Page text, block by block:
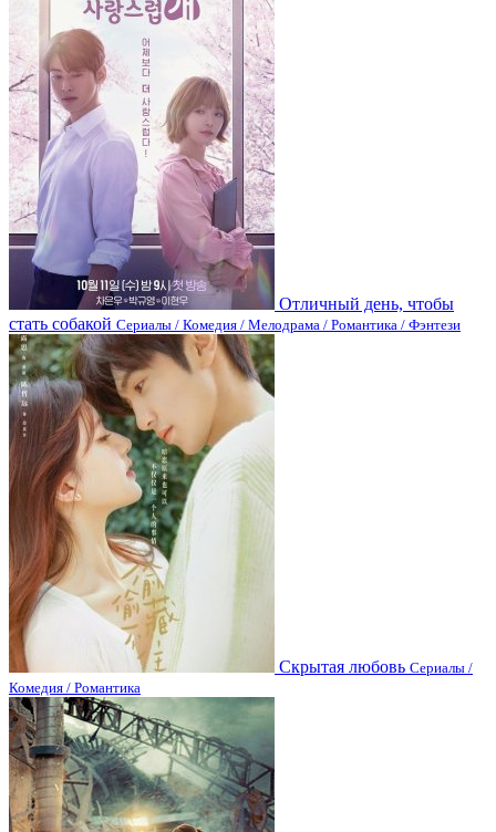
Отличный день, чтобы
стать собакой Сериалы / Комедия / Мелодрама / Романтика / Фэнтези
Скрытая любовь Сериалы /
Комедия / Романтика